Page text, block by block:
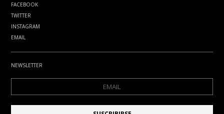
FACEBOOK
TWITTER
INSTAGRAM
EMAIL
NEWSLETTER